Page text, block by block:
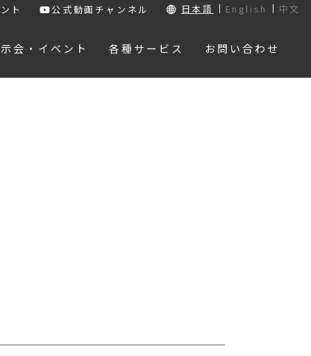
ト 公式動画チャンネル 日本語 English 中文
会・イベント 各種サービス お問い合わせ